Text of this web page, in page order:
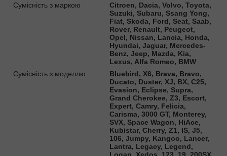
Сумісність з маркою
Citroen, Dacia, Volvo, Toyota,
Suzuki, Subaru, Ssang Yong,
Fiat, Skoda, Ford, Seat, Saab,
Rover, Renault, Peugeot,
Opel, Nissan, Lancia, Honda,
Hyundai, Jaguar, Mercedes-
Benz, Jeep, Mazda, Kia,
Lexus, Alfa Romeo, BMW
Сумісність з моделлю
Bluebird, X6, Brava, Bravo,
Ducato, Duster, XJ, BX, C25,
Evasion, Eclipse, Supra,
Grand Cherokee, Z3, Escort,
Expert, Camry, Felicia,
Carisma, 3000 GT, Monterey,
SVX, Space Wagon, HiAce,
Kubistar, Cherry, Z1, IS, J5,
106, Jumpy, Kangoo, Lancer,
Lantra, Legacy, Legend,
Logan, Xedos, 123, 19, 200SX,